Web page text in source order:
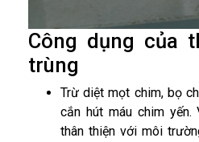
Công dụng của
trùng
Trừ diệt mọt chim, bọ
cắn hút máu chim
thân thiện với môi